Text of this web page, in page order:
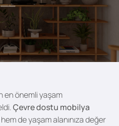
en önemli yaşam
Çevre dostu mobilya
de yaşam alanınıza değer